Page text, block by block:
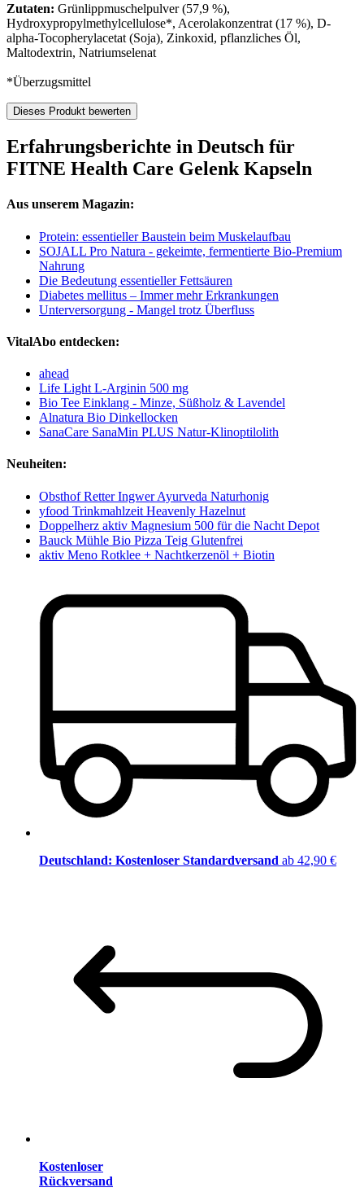
Zutaten: Grünlippmuschelpulver (57,9 %),
Hydroxypropylmethylcellulose*, Acerolakonzentrat (17 %), D-
alpha-Tocopherylacetat (Soja), Zinkoxid, pflanzliches Öl,
Maltodextrin, Natriumselenat
*Überzugsmittel
Dieses Produkt bewerten
Erfahrungsberichte in Deutsch für
FITNE Health Care Gelenk Kapseln
Aus unserem Magazin:
Protein: essentieller Baustein beim Muskelaufbau
SOJALL Pro Natura - gekeimte, fermentierte Bio-Premium
Nahrung
Die Bedeutung essentieller Fettsäuren
Diabetes mellitus – Immer mehr Erkrankungen
Unterversorgung - Mangel trotz Überfluss
VitalAbo entdecken:
ahead
Life Light L-Arginin 500 mg
Bio Tee Einklang - Minze, Süßholz & Lavendel
Alnatura Bio Dinkellocken
SanaCare SanaMin PLUS Natur-Klinoptilolith
Neuheiten:
Obsthof Retter Ingwer Ayurveda Naturhonig
yfood Trinkmahlzeit Heavenly Hazelnut
Doppelherz aktiv Magnesium 500 für die Nacht Depot
Bauck Mühle Bio Pizza Teig Glutenfrei
aktiv Meno Rotklee + Nachtkerzenöl + Biotin
Deutschland: Kostenloser Standardversand ab 42,90 €
Kostenloser
Rückversand